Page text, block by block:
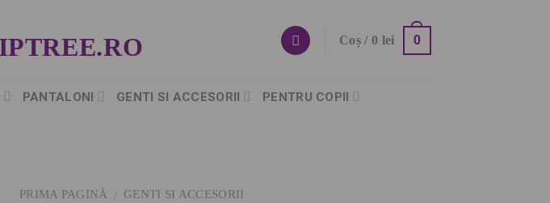
Coș / 0 lei 0
PANTALONI GENTI SI ACCESORII PENTRU COPII
PRIMA PAGINĂ / GENTI SI ACCESORII